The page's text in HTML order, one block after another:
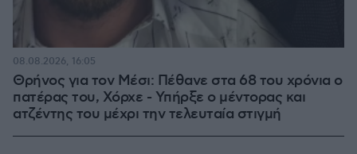
Θρήνος για τον Μέσι: Πέθανε στα 68 του χρόνια ο
πατέρας του, Χόρχε - Υπήρξε ο μέντορας και
ατζέντης του μέχρι την τελευταία στιγμή
08.08.2026, 16:05